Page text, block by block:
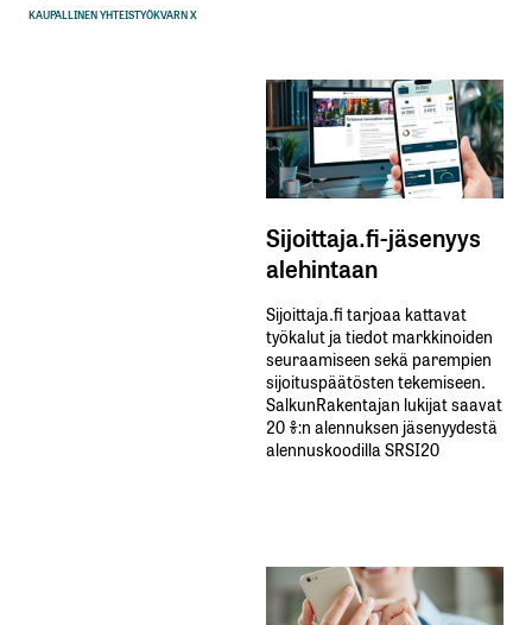
KAUPALLINEN YHTEISTYÖKVARN X
Sijoittaja.fi-jäsenyys
alehintaan
Sijoittaja.fi tarjoaa kattavat
työkalut ja tiedot markkinoiden
seuraamiseen sekä parempien
sijoituspäätösten tekemiseen.
SalkunRakentajan lukijat saavat
20 %:n alennuksen jäsenyydestä
alennuskoodilla SRSI20